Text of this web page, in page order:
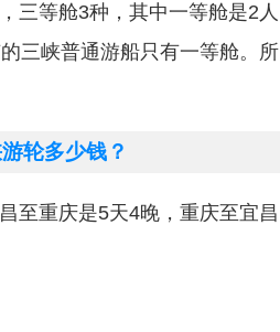
三等舱3种，其中一等舱是2人
三峡普通游船只有一等舱。所
轮多少钱？
至重庆是5天4晚，重庆至宜昌